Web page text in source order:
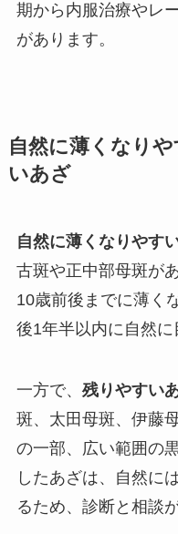
期から内服治療やレ
があります。
自然に薄くなり
いあざ
自然に薄くなりやす
古斑や正中部母斑が
10歳前後までに薄く
後1年半以内に自然に
一方で、 残りやすい
斑、太田母斑、伊藤
の一部、広い範囲の
したあざは、自然に
るため、診断と相談